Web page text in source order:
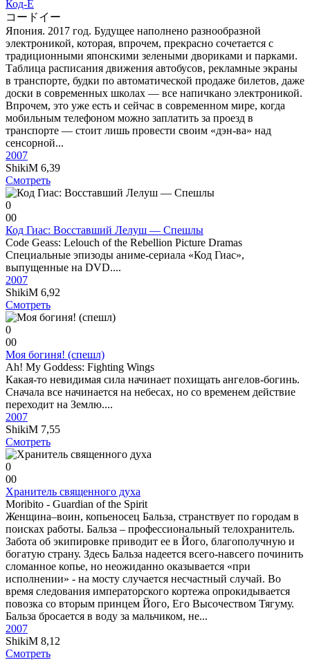
Код-Е
コードイー
Япония. 2017 год. Будущее наполнено разнообразной
электроникой, которая, впрочем, прекрасно сочетается с
традиционными японскими зелеными двориками и парками.
Таблица расписания движения автобусов, рекламные экраны
в транспорте, будки по автоматической продаже билетов, даже
доски в современных школах — все напичкано электроникой.
Впрочем, это уже есть и сейчас в современном мире, когда
мобильным телефоном можно заплатить за проезд в
транспорте — стоит лишь провести своим «дэн-ва» над
сенсорной...
2007
ShikiM 6,39
Смотреть
0
00
Код Гиас: Восставший Лелуш — Спешлы
Code Geass: Lelouch of the Rebellion Picture Dramas
Специальные эпизоды аниме-сериала «Код Гиас»,
выпущенные на DVD....
2007
ShikiM 6,92
Смотреть
0
00
Моя богиня! (спешл)
Ah! My Goddess: Fighting Wings
Какая-то невидимая сила начинает похищать ангелов-богинь.
Сначала все начинается на небесах, но со временем действие
переходит на Землю....
2007
ShikiM 7,55
Смотреть
0
00
Хранитель священного духа
Moribito - Guardian of the Spirit
Женщина–воин, копьеносец Бальза, странствует по городам в
поисках работы. Бальза – профессиональный телохранитель.
Забота об экипировке приводит ее в Його, благополучную и
богатую страну. Здесь Бальза надеется всего-навсего починить
сломанное копье, но неожиданно оказывается «при
исполнении» - на мосту случается несчастный случай. Во
время следования императорского кортежа опрокидывается
повозка со вторым принцем Його, Его Высочеством Тягуму.
Бальза бросается в воду за мальчиком, не...
2007
ShikiM 8,12
Смотреть